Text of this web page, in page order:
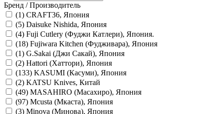
Бренд / Производитель
(1) CRAFT36, Япония
(5) Daisuke Nishida, Япония
(4) Fuji Cutlery (Фуджи Катлери), Япония.
(18) Fujiwara Kitchen (Фудживара), Япония
(1) G.Sakai (Джи Сакай), Япония
(2) Hattori (Хаттори), Япония
(133) KASUMI (Касуми), Япония
(2) KATSU Knives, Китай
(49) MASAHIRO (Масахиро), Япония
(97) Mcusta (Мкаста), Япония
(3) Minova (Минова), Япония